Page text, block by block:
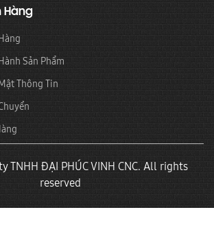
Hàng
Sản Phẩm
Thông Tin
TNHH ĐẠI PHÚC VINH CNC. All rights
reserved